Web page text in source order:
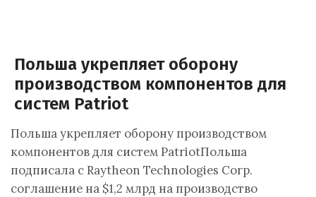
Польша укрепляет оборону
производством компонентов для
систем Patriot
Польша укрепляет оборону производством
компонентов для систем PatriotПольша
подписала с Raytheon Technologies Corp.
соглашение на $1,2 млрд на производство